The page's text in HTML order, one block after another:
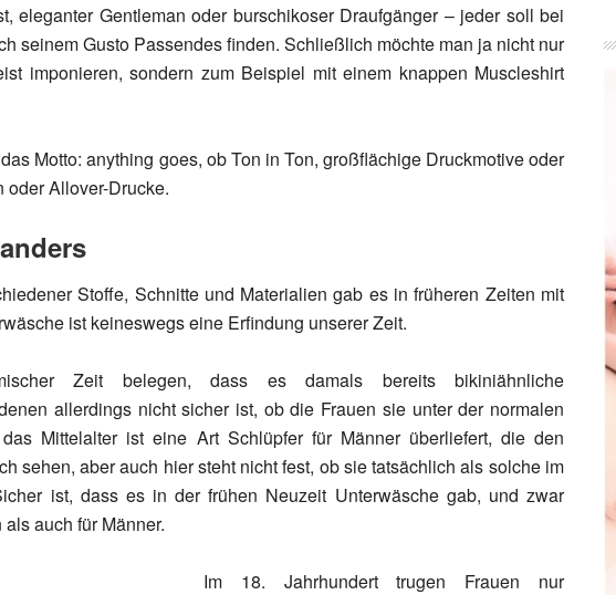
eleganter Gentleman oder burschikoser Draufgänger – jeder soll bei
seinem Gusto Passendes finden. Schließlich möchte man ja nicht nur
imponieren, sondern zum Beispiel mit einem knappen Muscleshirt
Motto: anything goes, ob Ton in Ton, großflächige Druckmotive oder
oder Allover-Drucke.
Stoffe, Schnitte und Materialien gab es in früheren Zeiten mit
ist keineswegs eine Erfindung unserer Zeit.
Zeit belegen, dass es damals bereits bikiniähnliche
allerdings nicht sicher ist, ob die Frauen sie unter der normalen
Mittelalter ist eine Art Schlüpfer für Männer überliefert, die den
sehen, aber auch hier steht nicht fest, ob sie tatsächlich als solche im
ist, dass es in der frühen Neuzeit Unterwäsche gab, und zwar
auch für Männer.
Im 18. Jahrhundert trugen Frauen nur